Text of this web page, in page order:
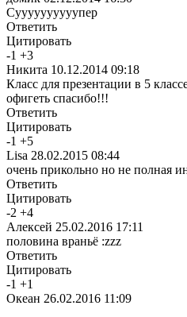
Суууууууууупер
Ответить
Цитировать
-1 +3
Никита 10.12.2014 09:18
Класс для презентации в 5
офигеть спасибо!!!
Ответить
Цитировать
-1 +5
Lisa 28.02.2015 08:44
очень прикольно но не полная
Ответить
Цитировать
-2 +4
Алексей 25.02.2016 17:11
половина враньё :zzz
Ответить
Цитировать
-1 +1
Океан 26.02.2016 11:09